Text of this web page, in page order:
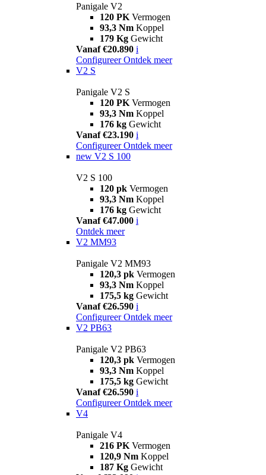
Panigale V2
120 PK Vermogen
93,3 Nm Koppel
179 Kg Gewicht
Vanaf €20.890 i
Configureer Ontdek meer
V2 S
Panigale V2 S
120 PK Vermogen
93,3 Nm Koppel
176 kg Gewicht
Vanaf €23.190 i
Configureer Ontdek meer
new V2 S 100
V2 S 100
120 pk Vermogen
93,3 Nm Koppel
176 kg Gewicht
Vanaf €47.000 i
Ontdek meer
V2 MM93
Panigale V2 MM93
120,3 pk Vermogen
93,3 Nm Koppel
175,5 kg Gewicht
Vanaf €26.590 i
Configureer Ontdek meer
V2 PB63
Panigale V2 PB63
120,3 pk Vermogen
93,3 Nm Koppel
175,5 kg Gewicht
Vanaf €26.590 i
Configureer Ontdek meer
V4
Panigale V4
216 PK Vermogen
120,9 Nm Koppel
187 Kg Gewicht